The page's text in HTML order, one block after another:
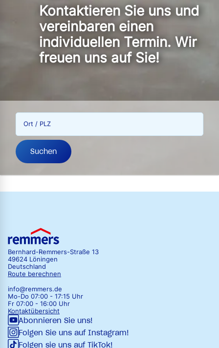
Kontaktieren Sie uns und
vereinbaren einen
individuellen Termin. Wir
freuen uns auf Sie!
Ort / PLZ
Suchen
Bernhard-Remmers-Straße 13
49624 Löningen
Deutschland
Route berechnen
info@remmers.de
Mo-Do 07:00 - 17:15 Uhr
Fr 07:00 - 16:00 Uhr
Kontaktübersicht
Abonnieren Sie uns!
Folgen Sie uns auf Instagram!
Folgen sie uns auf TikTok!